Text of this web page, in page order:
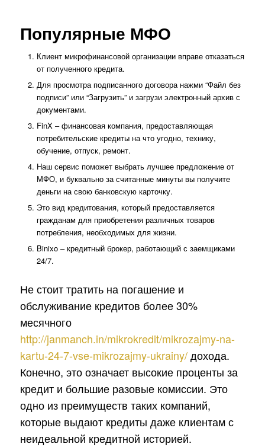
Популярные МФО
Клиент микрофинансовой организации вправе отказаться
от полученного кредита.
Для просмотра подписанного договора нажми “Файл без
подписи” или “Загрузить” и загрузи электронный архив с
документами.
FinX – финансовая компания, предоставляющая
потребительские кредиты на что угодно, технику,
обучение, отпуск, ремонт.
Наш сервис поможет выбрать лучшее предложение от
МФО, и буквально за считанные минуты вы получите
деньги на свою банковскую карточку.
Это вид кредитования, который предоставляется
гражданам для приобретения различных товаров
потребления, необходимых для жизни.
Binixo – кредитный брокер, работающий с заемщиками
24/7.
Не стоит тратить на погашение и
обслуживание кредитов более 30%
месячного
http://janmanch.in/mikrokredit/mikrozajmy-na-
kartu-24-7-vse-mikrozajmy-ukrainy/дохода.
Конечно, это означает высокие проценты за
кредит и большие разовые комиссии. Это
одно из преимуществ таких компаний,
которые выдают кредиты даже клиентам с
неидеальной кредитной историей.